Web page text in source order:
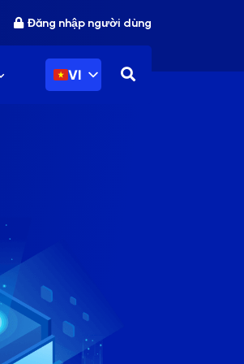
Đăng nhập người dùng
VI